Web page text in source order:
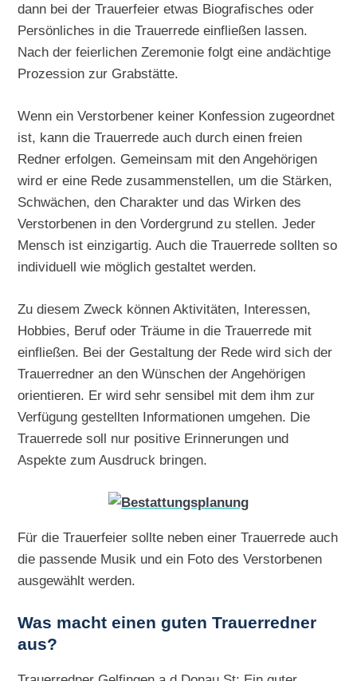
dann bei der Trauerfeier etwas Biografisches oder
Persönliches in die Trauerrede einfließen lassen.
Nach der feierlichen Zeremonie folgt eine andächtige
Prozession zur Grabstätte.
Wenn ein Verstorbener keiner Konfession zugeordnet
ist, kann die Trauerrede auch durch einen freien
Redner erfolgen. Gemeinsam mit den Angehörigen
wird er eine Rede zusammenstellen, um die Stärken,
Schwächen, den Charakter und das Wirken des
Verstorbenen in den Vordergrund zu stellen. Jeder
Mensch ist einzigartig. Auch die Trauerrede sollten so
individuell wie möglich gestaltet werden.
Zu diesem Zweck können Aktivitäten, Interessen,
Hobbies, Beruf oder Träume in die Trauerrede mit
einfließen. Bei der Gestaltung der Rede wird sich der
Trauerredner an den Wünschen der Angehörigen
orientieren. Er wird sehr sensibel mit dem ihm zur
Verfügung gestellten Informationen umgehen. Die
Trauerrede soll nur positive Erinnerungen und
Aspekte zum Ausdruck bringen.
Für die Trauerfeier sollte neben einer Trauerrede auch
die passende Musik und ein Foto des Verstorbenen
ausgewählt werden.
Was macht einen guten Trauerredner
aus?